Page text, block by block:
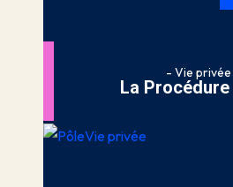
- Vie
La Procédure